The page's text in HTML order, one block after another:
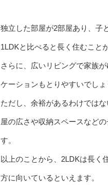
独立した部屋が2部屋あり、子
1LDKと比べると長く住むこと
さらに、広いリビングで家族
ケーションもとりやすいでしょ
ただし、余裕があるわけでは
屋の広さや収納スペースなど
す。
以上のことから、2LDKは長く
方に向いているといえます。